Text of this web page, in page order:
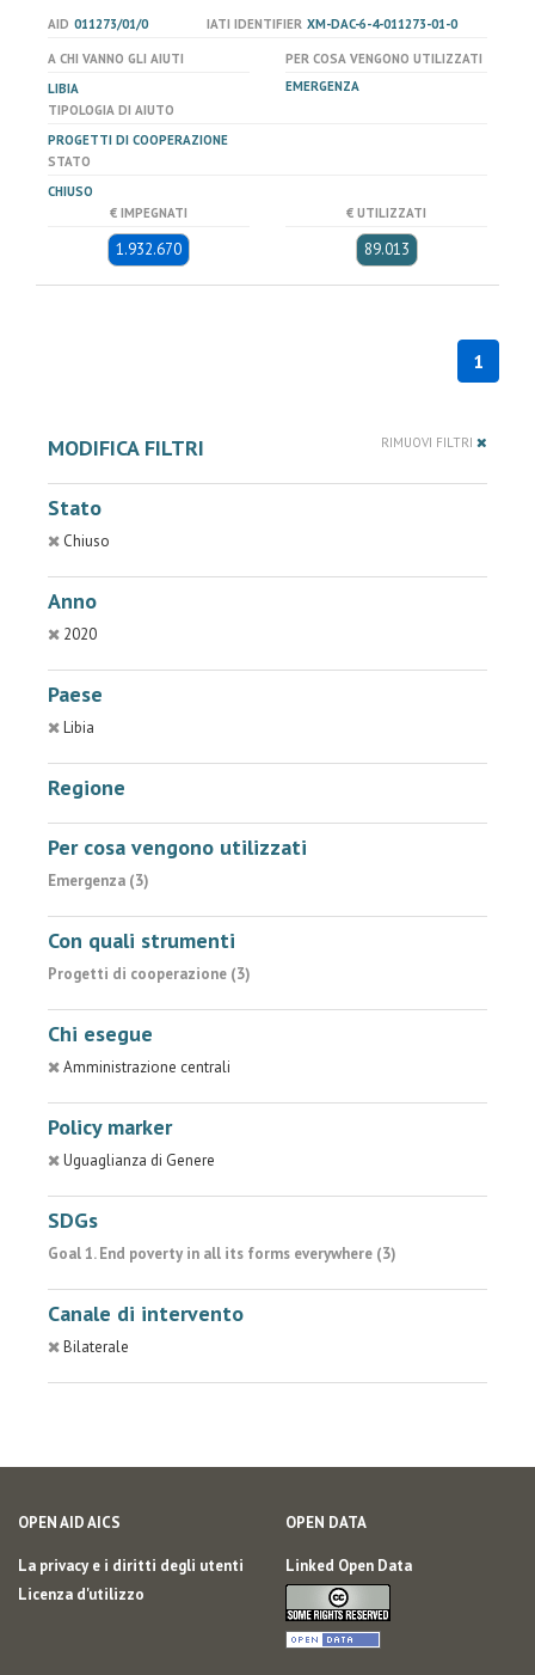
AID 011273/01/0 IATI IDENTIFIER XM-DAC-6-4-011273-01-0
A CHI VANNO GLI AIUTI
LIBIA
PER COSA VENGONO UTILIZZATI
EMERGENZA
TIPOLOGIA DI AIUTO
PROGETTI DI COOPERAZIONE
STATO
CHIUSO
€ IMPEGNATI
1.932.670
€ UTILIZZATI
89.013
1
MODIFICA FILTRI RIMUOVI FILTRI
Stato
Chiuso
Anno
2020
Paese
Libia
Regione
Per cosa vengono utilizzati
Emergenza (3)
Con quali strumenti
Progetti di cooperazione (3)
Chi esegue
Amministrazione centrali
Policy marker
Uguaglianza di Genere
SDGs
Goal 1. End poverty in all its forms everywhere (3)
Canale di intervento
Bilaterale
OPEN AID AICS
La privacy e i diritti degli utenti
Licenza d'utilizzo
OPEN DATA
Linked Open Data